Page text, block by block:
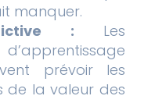
manquer.
: Les
prévoir les
de la valeur des